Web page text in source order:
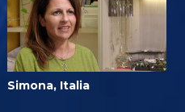
Simona, Italia